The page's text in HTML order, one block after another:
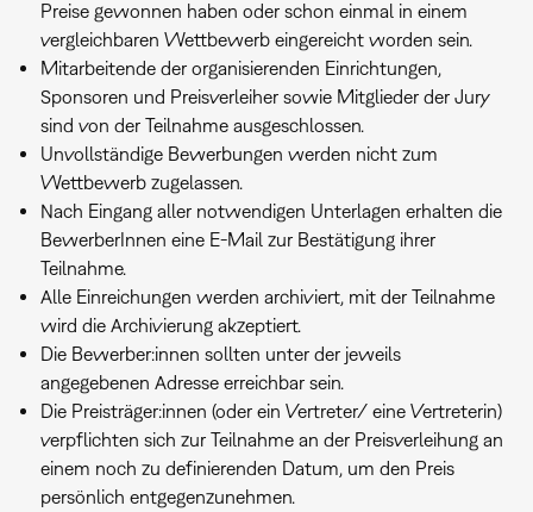
Preise gewonnen haben oder schon einmal in einem
vergleichbaren Wettbewerb eingereicht worden sein.
Mitarbeitende der organisierenden Einrichtungen,
Sponsoren und Preisverleiher sowie Mitglieder der Jury
sind von der Teilnahme ausgeschlossen.
Unvollständige Bewerbungen werden nicht zum
Wettbewerb zugelassen.
Nach Eingang aller notwendigen Unterlagen erhalten die
BewerberInnen eine E-Mail zur Bestätigung ihrer
Teilnahme.
Alle Einreichungen werden archiviert, mit der Teilnahme
wird die Archivierung akzeptiert.
Die Bewerber:innen sollten unter der jeweils
angegebenen Adresse erreichbar sein.
Die Preisträger:innen (oder ein Vertreter/ eine Vertreterin)
verpflichten sich zur Teilnahme an der Preisverleihung an
einem noch zu definierenden Datum, um den Preis
persönlich entgegenzunehmen.